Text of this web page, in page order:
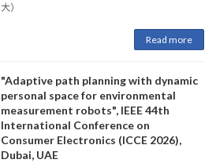
大）
Read more
"Adaptive path planning with dynamic
personal space for environmental
measurement robots", IEEE 44th
International Conference on
Consumer Electronics (ICCE 2026),
Dubai, UAE